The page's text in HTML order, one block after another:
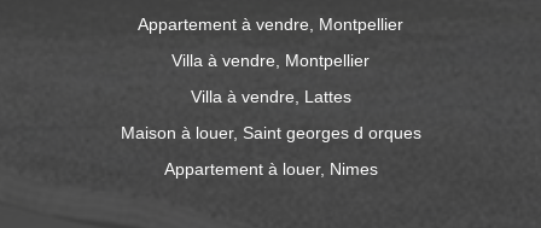
Appartement à vendre, Montpellier
Villa à vendre, Montpellier
Villa à vendre, Lattes
Maison à louer, Saint georges d orques
Appartement à louer, Nimes